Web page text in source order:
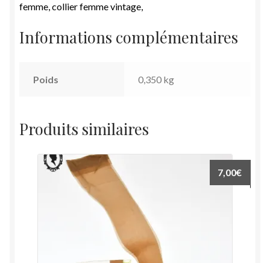
femme, collier femme vintage,
Informations complémentaires
Poids 0,350 kg
Produits similaires
7,00€